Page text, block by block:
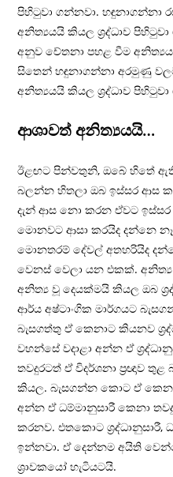
පිහිටුවා ගන්නවා. හඳුනාගන්නා
අනිත්‍යයයි කියල ශ‍්‍රද්ධාව
අනුව චේතනා පහළ වීම
සිතෙන් හඳුනාගන්නා අරමුණු
අනිත්‍යයයි කියල ශ‍්‍රද්ධාව
ආශාවත් අනිත්‍යයයි…
ඊළඟට පින්වතුනි, ඔබේ හිතේ
බලන්න හිතලා ඔබ ඉස්සර ආස
දැන් ආස නො කරන ඒවට ඉස්සර
මොනවට ආසා කරයිද දන්නෙ
මොනතරම් දේවල් අතහරියිද
වෙනස් වෙලා යන එකක්. අනිත්‍ය
අනිත්‍ය වූ දෙයක්මයි කියල ඔබ
ආර්ය අෂ්ටාංගික මාර්ගයට
බැසගත්තු ඒ කෙනාට කියනව
වහන්සේ වදාළා අන්න ඒ
තවදුරටත් ඒ විදර්ශනා ප‍්‍රඥාව
කියල. බැසගන්න කොට ඒ
අන්න ඒ ධම්මානුසාරී කෙනා
කරනව. එතකොට ශ‍්‍රද්ධානුසාරී,
ඉන්නවා. ඒ දෙන්නම අයිති
ශ‍්‍රාවකයෝ හැටියටයි.